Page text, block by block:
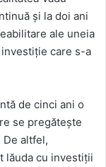
și la doi ani
ale uneia
care s-a
de cinci ani o
se pregătește
De altfel,
lăuda cu investiții